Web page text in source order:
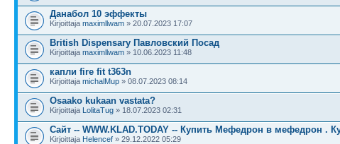
Данабол 10 эффекты
Kirjoittaja maximllwam » 20.07.2023 17:07
British Dispensary Павловский Посад
Kirjoittaja maximllwam » 10.06.2023 11:48
капли fire fit t363n
Kirjoittaja michalMup » 08.07.2023 08:14
Osaako kukaan vastata?
Kirjoittaja LolitaTug » 18.07.2023 02:31
Сайт -- WWW.KLAD.TODAY -- Купить Мефедрон в мефедрон .
Kirjoittaja Helencef » 29.12.2022 05:29